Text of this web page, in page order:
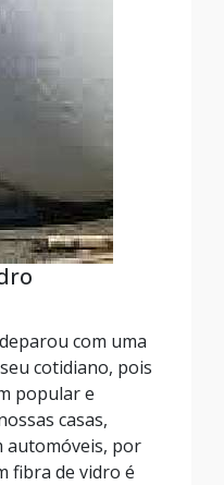
com uma
cotidiano, pois
popular e
casas,
automóveis, por
fibra de vidro é